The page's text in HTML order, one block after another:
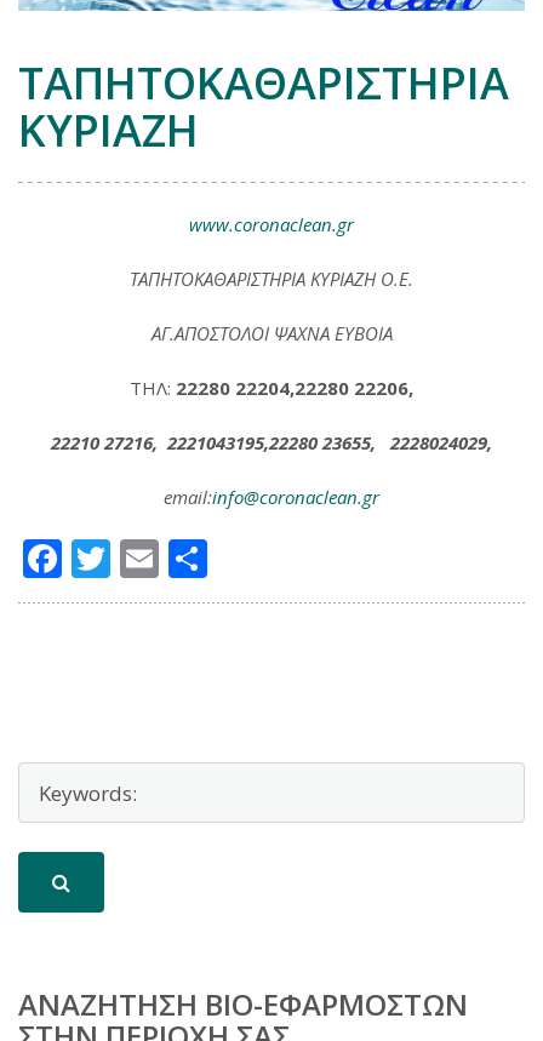
ΤΑΠΗΤΟΚΑΘΑΡΙΣΤΗΡΙΑ
ΚΥΡΙΑΖΗ
www.coronaclean.gr
ΤΑΠΗΤΟΚΑΘΑΡΙΣΤΗΡΙΑ ΚΥΡΙΑΖΗ Ο.Ε.
ΑΓ.ΑΠΟΣΤΟΛΟΙ ΨΑΧΝΑ ΕΥΒΟΙΑ
ΤΗΛ: 22280 22204,22280 22206,
22210 27216, 2221043195,22280 23655, 2228024029,
email:info@coronaclean.gr
Facebook
Twitter
Email
ΑΝΑΖΉΤΗΣΗ BIO-ΕΦΑΡΜΟΣΤΏΝ